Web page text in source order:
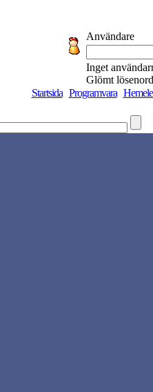
Användare
Inget
Glömt
Startsida Programvara